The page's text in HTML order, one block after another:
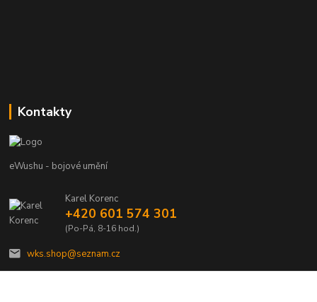
Kontakty
eWushu - bojové umění
Karel Korenc
+420 601 574 301
(Po-Pá, 8-16 hod.)
wks.shop@seznam.cz